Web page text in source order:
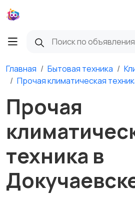
Главная Бытовая техника
Прочая климатическая
Прочая
техника в